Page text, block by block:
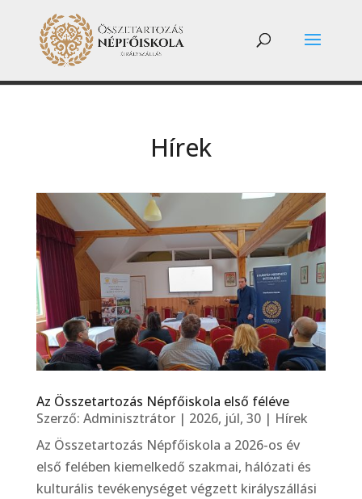
Hírek
Az Összetartozás Népfőiskola első féléve
Szerző: Adminisztrátor| 2026, júl, 30| Hírek
Az Összetartozás Népfőiskola a 2026-os év
első felében kiemelkedő szakmai, hálózati és
kulturális tevékenységet végzett királyszállási